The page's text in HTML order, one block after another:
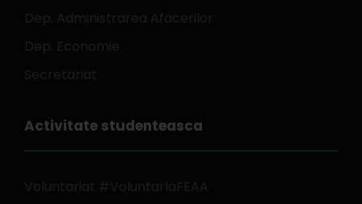
Dep. Administrarea Afacerilor
Dep. Economie
Secretariat
Activitate studenteasca
Voluntariat #VoluntarlaFEAA